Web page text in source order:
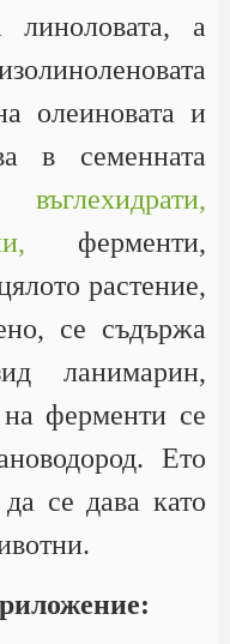
линоловата, а
олеиновата и
в семенната
въглехидрати,
ферменти,
растение,
се съдържа
ланимарин,
ферменти се
Ето
се дава като